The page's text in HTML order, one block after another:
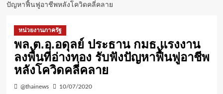
ปัญหาฟื้นฟูอาชีพหลังโควิดคลี่คลาย
หน่วยงานภาครัฐ
พล.ต.อ.อดุลย์ ประธาน กมธ.แรงงาน
ลงพื้นที่อ่างทอง รับฟังปัญหาฟื้นฟูอาชีพ
หลังโควิดคลี่คลาย
@thainews 10/07/2020